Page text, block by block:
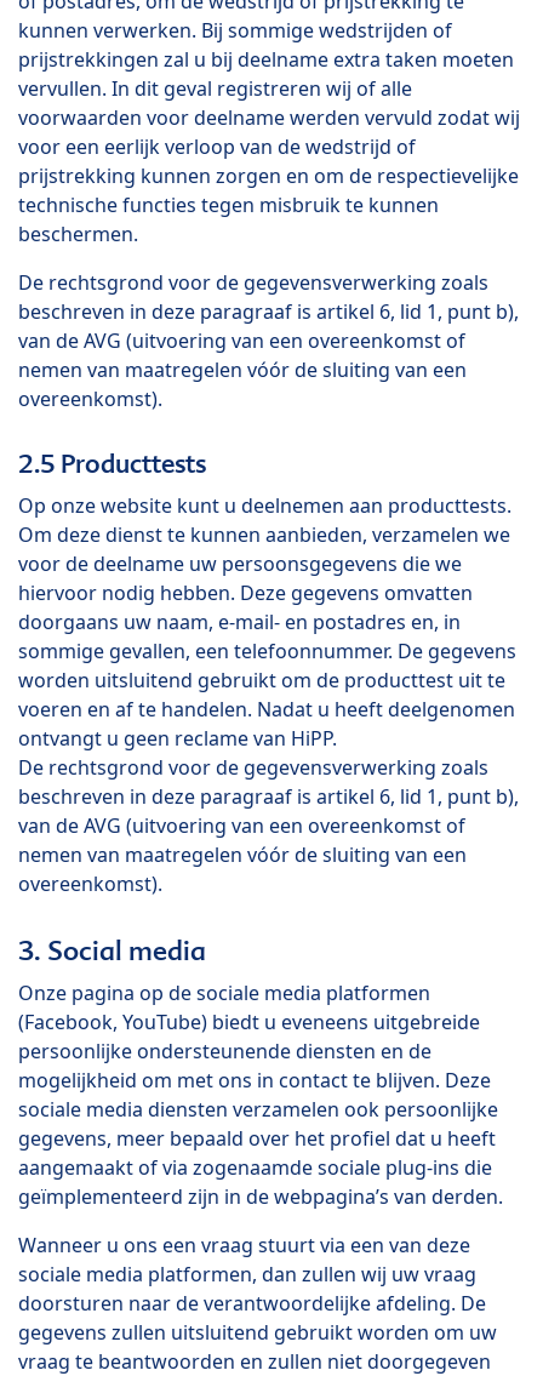
kunnen verwerken. Bij sommige wedstrijden of
prijstrekkingen zal u bij deelname extra taken moeten
vervullen. In dit geval registreren wij of alle
voorwaarden voor deelname werden vervuld zodat wij
voor een eerlijk verloop van de wedstrijd of
prijstrekking kunnen zorgen en om de respectievelijke
technische functies tegen misbruik te kunnen
beschermen.
De rechtsgrond voor de gegevensverwerking zoals
beschreven in deze paragraaf is artikel 6, lid 1, punt b),
van de AVG (uitvoering van een overeenkomst of
nemen van maatregelen vóór de sluiting van een
overeenkomst).
2.5 Producttests
Op onze website kunt u deelnemen aan producttests.
Om deze dienst te kunnen aanbieden, verzamelen we
voor de deelname uw persoonsgegevens die we
hiervoor nodig hebben. Deze gegevens omvatten
doorgaans uw naam, e-mail- en postadres en, in
sommige gevallen, een telefoonnummer. De gegevens
worden uitsluitend gebruikt om de producttest uit te
voeren en af te handelen. Nadat u heeft deelgenomen
ontvangt u geen reclame van HiPP.
De rechtsgrond voor de gegevensverwerking zoals
beschreven in deze paragraaf is artikel 6, lid 1, punt b),
van de AVG (uitvoering van een overeenkomst of
nemen van maatregelen vóór de sluiting van een
overeenkomst).
3. Social media
Onze pagina op de sociale media platformen
(Facebook, YouTube) biedt u eveneens uitgebreide
persoonlijke ondersteunende diensten en de
mogelijkheid om met ons in contact te blijven. Deze
sociale media diensten verzamelen ook persoonlijke
gegevens, meer bepaald over het profiel dat u heeft
aangemaakt of via zogenaamde sociale plug-ins die
geïmplementeerd zijn in de webpagina’s van derden.
Wanneer u ons een vraag stuurt via een van deze
sociale media platformen, dan zullen wij uw vraag
doorsturen naar de verantwoordelijke afdeling. De
gegevens zullen uitsluitend gebruikt worden om uw
vraag te beantwoorden en zullen niet doorgegeven